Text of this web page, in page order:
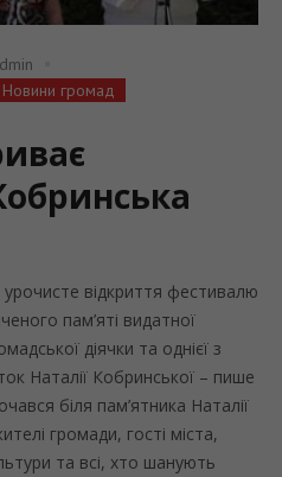
Новини громад
відкриття фестивалю
пам’яті видатної
діячки та однієї з
Наталії Кобринської – пише
біля пам’ятника Наталії
громади, гості міста,
та всі, хто шанують